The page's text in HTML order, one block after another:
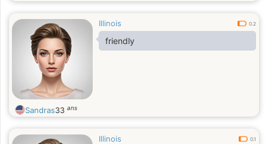
Illinois 0.2
friendly
Sandras33 ans
Illinois 0.1